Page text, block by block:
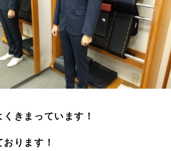
きまっています！
ります！